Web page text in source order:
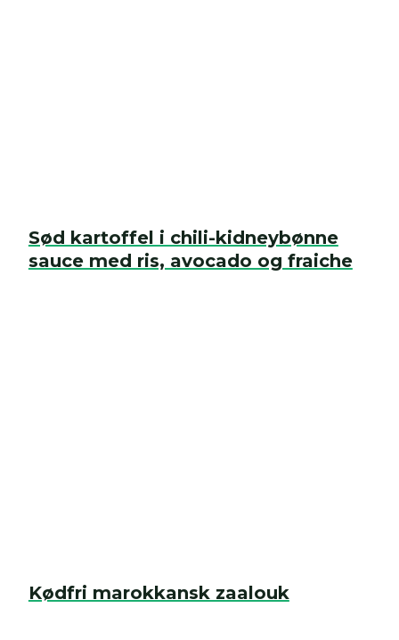
Sød kartoffel i chili-kidneybønne
sauce med ris, avocado og fraiche
Kødfri marokkansk zaalouk